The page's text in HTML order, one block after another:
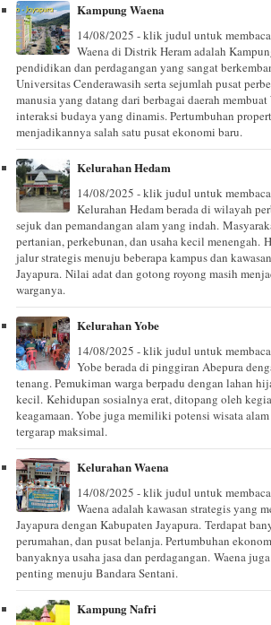
Kampung Waena
14/08/2025 - klik judul untuk membaca
Waena di Distrik Heram adalah
pendidikan dan perdagangan yang sangat
Universitas Cenderawasih serta sejumlah pusat
manusia yang datang dari berbagai daerah
interaksi budaya yang dinamis. Pertumbuhan
menjadikannya salah satu pusat ekonomi baru.
Kelurahan Hedam
14/08/2025 - klik judul untuk membaca
Kelurahan Hedam berada di wilayah
sejuk dan pemandangan alam yang indah.
pertanian, perkebunan, dan usaha kecil menengah.
jalur strategis menuju beberapa kampus dan
Jayapura. Nilai adat dan gotong royong masih
warganya.
Kelurahan Yobe
14/08/2025 - klik judul untuk membaca
Yobe berada di pinggiran Abepura
tenang. Pemukiman warga berpadu dengan lahan
kecil. Kehidupan sosialnya erat, ditopang oleh
keagamaan. Yobe juga memiliki potensi wisata
tergarap maksimal.
Kelurahan Waena
14/08/2025 - klik judul untuk membaca
Waena adalah kawasan strategis yang
Jayapura dengan Kabupaten Jayapura. Terdapat
perumahan, dan pusat belanja. Pertumbuhan
banyaknya usaha jasa dan perdagangan. Waena
penting menuju Bandara Sentani.
Kampung Nafri